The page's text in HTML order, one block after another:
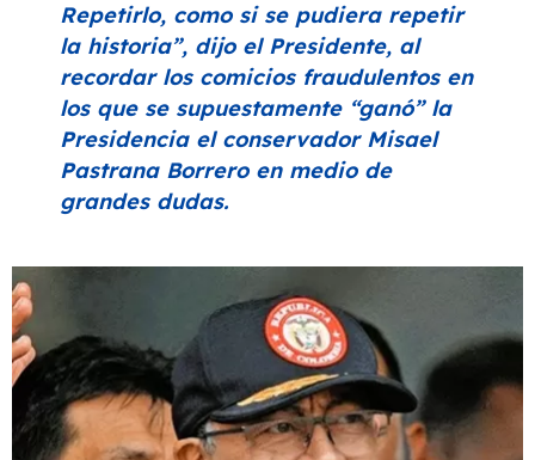
Repetirlo, como si se pudiera repetir
la historia”, dijo el Presidente, al
recordar los comicios fraudulentos en
los que se supuestamente “ganó”la
Presidencia el conservador Misael
Pastrana Borrero en medio de
grandes dudas.